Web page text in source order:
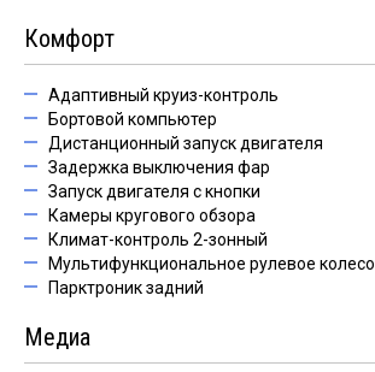
Комфорт
Адаптивный круиз-контроль
Бортовой компьютер
Дистанционный запуск двигателя
Задержка выключения фар
Запуск двигателя с кнопки
Камеры кругового обзора
Климат-контроль 2-зонный
Мультифункциональное рулевое колесо
Парктроник задний
Медиа